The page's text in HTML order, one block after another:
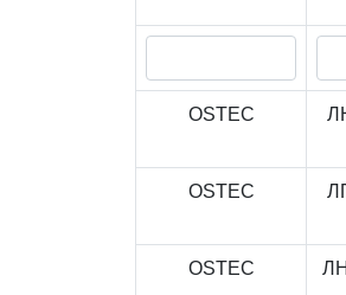
OSTEC
OSTEC
OSTEC